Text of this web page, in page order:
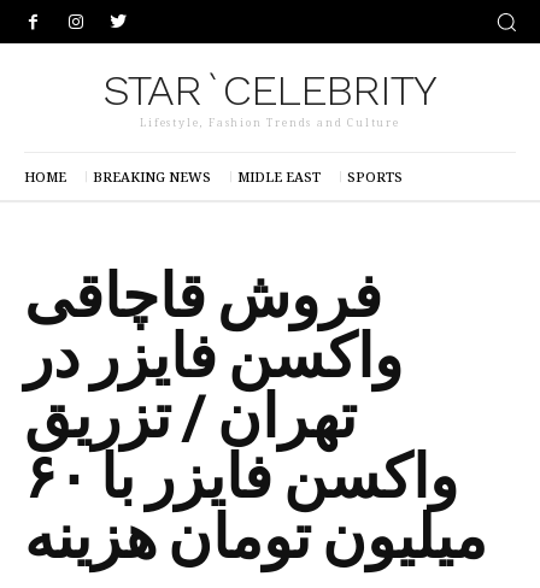
STAR`CELEBRITY
Lifestyle, Fashion Trends and Culture
HOME BREAKING NEWS MIDLE EAST SPORTS
فروش قاچاقی
واکسن فایزر در
تهران / تزریق
واکسن فایزر با ۶۰
میلیون تومان هزینه